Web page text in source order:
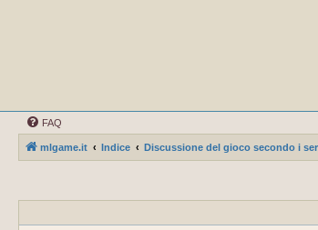
FAQ
mlgame.it Indice Discussione del gioco secondo i